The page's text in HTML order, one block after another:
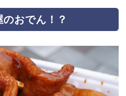
おでん！？